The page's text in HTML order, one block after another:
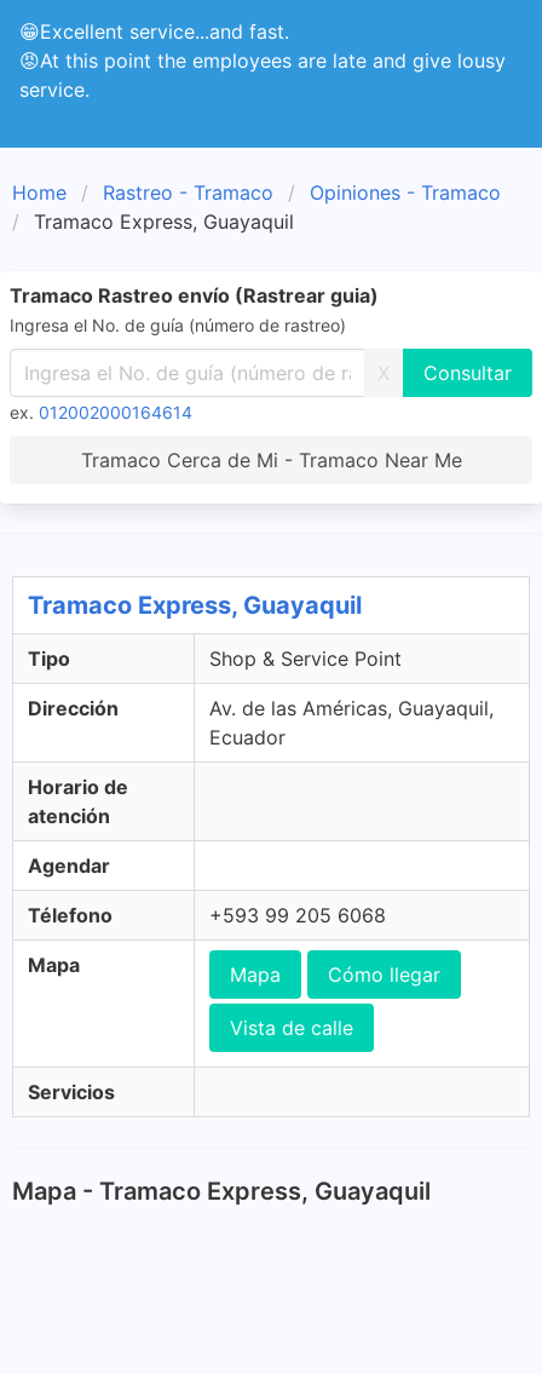
😁Excellent service...and fast.
😡At this point the employees are late and give lousy
service.
Home Rastreo - Tramaco
Opiniones - Tramaco
Tramaco Express, Guayaquil
Tramaco Rastreo envío (Rastrear guia)
Ingresa el No. de guía (número de rastreo)
X
ex. 012002000164614
Tramaco Cerca de Mi - Tramaco Near Me
Tramaco Express, Guayaquil
Tipo Shop & Service Point
Dirección
Av. de las Américas, Guayaquil,
Ecuador
Horario de
atención
Agendar
Télefono +593 99 205 6068
Mapa Mapa Cómo llegar
Vista de calle
Servicios
Mapa - Tramaco Express, Guayaquil